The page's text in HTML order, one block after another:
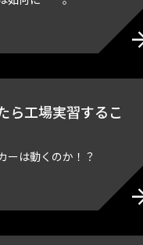
ら工場実習するこ
は動くのか！？